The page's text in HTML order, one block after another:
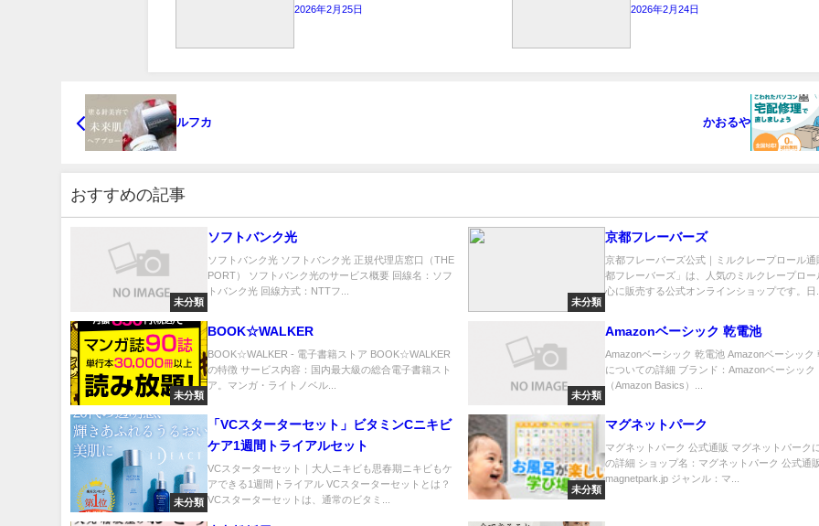
2026年2月25日 2026年2月24日
ルフカ かおるや
おすすめの記事
未分類
ソフトバンク光
ソフトバンク光 ソフトバンク光 正規代理店窓口（THE
PORT） ソフトバンク光のサービス概要 回線名：ソフ
トバンク光 回線方式：NTTフ...
未分類
京都フレーバーズ
京都フレーバーズ公式｜ミルクレープロール通
都フレーバーズ」は、人気のミルクレープロー
心に販売する公式オンラインショップです。日...
未分類
BOOK☆WALKER
BOOK☆WALKER - 電子書籍ストア BOOK☆WALKER
の特徴 サービス内容：国内最大級の総合電子書籍スト
ア。マンガ・ライトノベル...
未分類
Amazonベーシック 乾電池
Amazonベーシック 乾電池 Amazonベーシック
についての詳細 ブランド：Amazonベーシック
（Amazon Basics）...
未分類
「VCスターターセット」ビタミンCニキビ
ケア1週間トライアルセット
VCスターターセット｜大人ニキビも思春期ニキビもケ
アできる1週間トライアル VCスターターセットとは？
VCスターターセットは、通常のビタミ...
未分類
マグネットパーク
マグネットパーク 公式通販 マグネットパーク
の詳細 ショップ名：マグネットパーク 公式通販
magnetpark.jp ジャンル：マ...